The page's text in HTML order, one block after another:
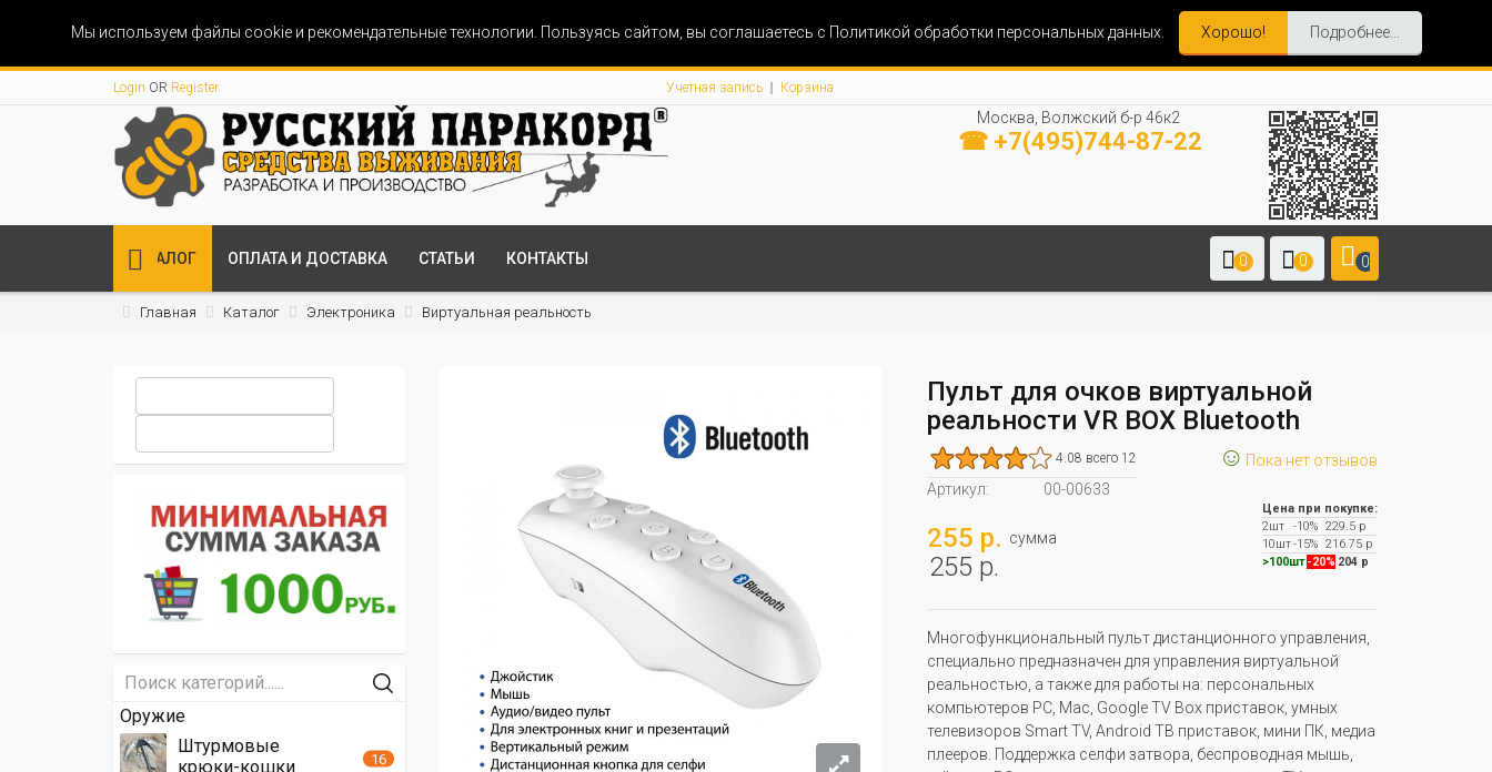
Мы используем файлы cookie и рекомендательные технологии. Пользуясь сайтом, вы соглашаетесь с Политикой обработки персональных данных. Хорошо! Подробнее...
Login OR Register Учетная запись Корзина
Москва, Волжский б-р 46к2
☎ +7(495)744-87-22
КАТАЛОГ ОПЛАТА И ДОСТАВКА СТАТЬИ КОНТАКТЫ 0 0 0
Главная Каталог Электроника Виртуальная реальность
Пульт для очков виртуальной
реальности VR BOX Bluetooth
4.08 всего 12 ☺ Пока нет отзывов
Артикул:
00-00633
255 р. сумма
255 р.
Цена при покупке:
2шт
-10% 229.5 р
10шт-15% 216.75 р
>100шт -20% 204 р
Многофункциональный пульт дистанционного управления,
специально предназначен для управления виртуальной
реальностью, а также для работы на: персональных
компьютеров PC, Mac, Google TV Box приставок, умных
телевизоров Smart TV, Android ТВ приставок, мини ПК, медиа
плееров. Поддержка селфи затвора, беспроводная мышь,
Оружие
Штурмовые
крюки-кошки
16